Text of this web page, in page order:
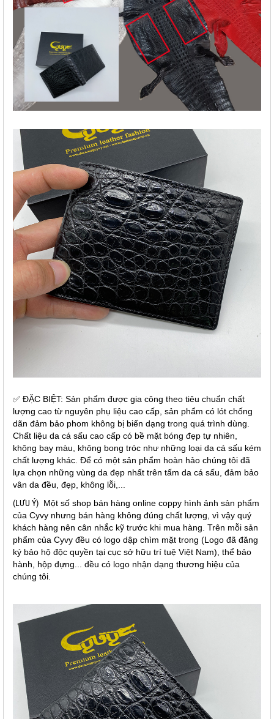
✅ ĐẶC BIỆT: Sản phẩm được gia công theo tiêu chuẩn chất
lượng cao từ nguyên phụ liệu cao cấp, sản phẩm có lót chống
dãn đảm bảo phom không bị biến dạng trong quá trình dùng.
Chất liệu da cá sấu cao cấp có bề mặt bóng đẹp tự nhiên,
không bay màu, không bong tróc như những loại da cá sấu kém
chất lượng khác. Để có một sản phẩm hoàn hảo chúng tôi đã
lựa chọn những vùng da đẹp nhất trên tấm da cá sấu, đảm bảo
vân da đều, đẹp, không lỗi,...
(LƯU Ý) Một số shop bán hàng online coppy hình ảnh sản phẩm
của Cyvy nhưng bán hàng không đúng chất lượng, vì vậy quý
khách hàng nên cân nhắc kỹ trước khi mua hàng. Trên mỗi sản
phẩm của Cyvy đều có logo dập chìm mặt trong (Logo đã đăng
ký bảo hộ độc quyền tại cục sở hữu trí tuệ Việt Nam), thể bảo
hành, hộp đựng... đều có logo nhận dạng thương hiệu của
chúng tôi.